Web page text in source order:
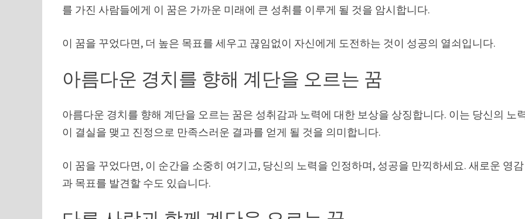
를 가진 사람들에게 이 꿈은 가까운 미래에 큰 성취를 이루게 될 것을 암시합니다.
이 꿈을 꾸었다면, 더 높은 목표를 세우고 끊임없이 자신에게 도전하는 것이 성공의 열쇠입니다.
아름다운 경치를 향해 계단을 오르는 꿈
아름다운 경치를 향해 계단을 오르는 꿈은 성취감과 노력에 대한 보상을 상징합니다. 이는 당신의 노
이 결실을 맺고 진정으로 만족스러운 결과를 얻게 될 것을 의미합니다.
이 꿈을 꾸었다면, 이 순간을 소중히 여기고, 당신의 노력을 인정하며, 성공을 만끽하세요. 새로운 영감
과 목표를 발견할 수도 있습니다.